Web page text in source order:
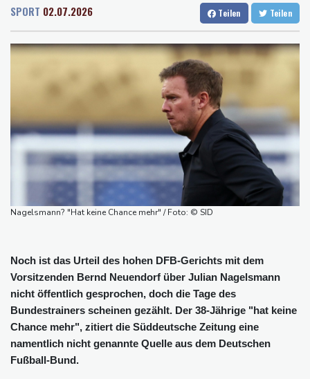
Rostock
Stuttgart
32 °C
Wien
30 °C
Salzburg
30 °C
Selenskyj: Ukraine hat praktisch keine intakten
Braunschweig nach Kantersieg in Magdeburg an der Spitze
Absteiger schlägt Aufsteiger: Heidenheim siegt turbulent
Aussetzung von Lkw-Fahrverbot: BUND kritisiert Maßnahme -
US-Senat bestätigt mit knapper Mehrheit Trumps umstrittenen
Justizminister Blanche
Schwimm-EM: Schmidbauer verliert Titel, Halbisch gewinnt
Bronze
Frankreich: Crémant-Lese in Burgund beginnt wegen Hitzewellen
so früh wie nie
SPORT 02.07.2026 Teilen Teilen
Nagelsmann? "Hat keine Chance mehr" / Foto: © SID
Noch ist das Urteil des hohen DFB-Gerichts mit dem
Vorsitzenden Bernd Neuendorf über Julian Nagelsmann
nicht öffentlich gesprochen, doch die Tage des
Bundestrainers scheinen gezählt. Der 38-Jährige "hat keine
Chance mehr", zitiert die Süddeutsche Zeitung eine
namentlich nicht genannte Quelle aus dem Deutschen
Fußball-Bund.